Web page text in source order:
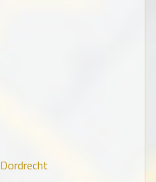
Dordrecht